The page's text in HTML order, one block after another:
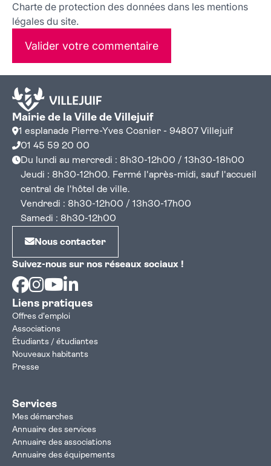
Charte de protection des données dans les mentions
légales du site.
Valider votre commentaire
Mairie de la Ville de Villejuif
1 esplanade Pierre-Yves Cosnier - 94807 Villejuif
01 45 59 20 00
Du lundi au mercredi : 8h30-12h00 / 13h30-18h00
Jeudi : 8h30-12h00. Fermé l'après-midi, sauf l'accueil
central de l'hôtel de ville.
Vendredi : 8h30-12h00 / 13h30-17h00
Samedi : 8h30-12h00
Nous contacter
Suivez-nous sur nos réseaux sociaux !
Facebook
Instagram
Youtube
Liens pratiques
Offres d'emploi
Associations
Étudiants / étudiantes
Nouveaux habitants
Presse
Services
Mes démarches
Annuaire des services
Annuaire des associations
Annuaire des équipements